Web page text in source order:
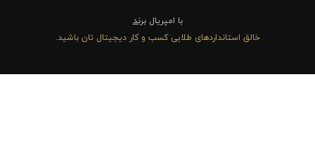
با امپریالبرند
خالق استانداردهای طلایی کسب و کار دیجیتال تان باشید.